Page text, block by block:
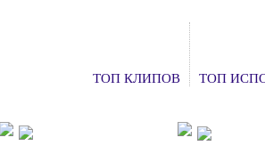
ТОП КЛИПОВ ТОП